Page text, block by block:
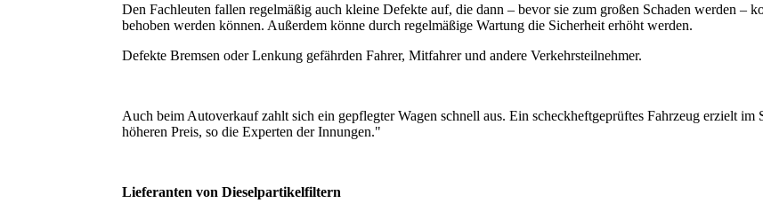
Den Fachleuten fallen regelmäßig auch kleine Defekte auf, die dann – bevor sie zum großen Schaden werden –
behoben werden können. Außerdem könne durch regelmäßige Wartung die Sicherheit erhöht werden.
Defekte Bremsen oder Lenkung gefährden Fahrer, Mitfahrer und andere Verkehrsteilnehmer.
Auch beim Autoverkauf zahlt sich ein gepflegter Wagen schnell aus. Ein scheckheftgeprüftes Fahrzeug erzielt im
höheren Preis, so die Experten der Innungen."
Lieferanten von Dieselpartikelfiltern